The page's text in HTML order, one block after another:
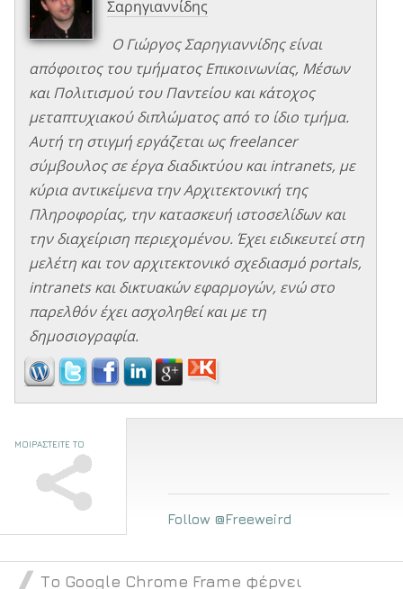
Σαρηγιαννίδης
Ο Γιώργος Σαρηγιαννίδης είναι
απόφοιτος του τμήματος Επικοινωνίας, Μέσων
και Πολιτισμού του Παντείου και κάτοχος
μεταπτυχιακού διπλώματος από το ίδιο τμήμα.
Αυτή τη στιγμή εργάζεται ως freelancer
σύμβουλος σε έργα διαδικτύου και intranets, με
κύρια αντικείμενα την Αρχιτεκτονική της
Πληροφορίας, την κατασκευή ιστοσελίδων και
την διαχείριση περιεχομένου. Έχει ειδικευτεί στη
μελέτη και τον αρχιτεκτονικό σχεδιασμό portals,
intranets και δικτυακών εφαρμογών, ενώ στο
παρελθόν έχει ασχοληθεί και με τη
δημοσιογραφία.
ΜΟΙΡΑΣΤΕΙΤΕ ΤΟ
Follow @Freeweird
Το Google Chrome Frame φέρνει